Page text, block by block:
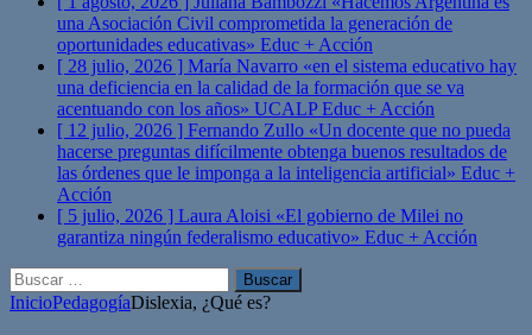
una Asociación Civil comprometida la generación de
oportunidades educativas» Educ + Acción
[ 28 julio, 2026 ] María Navarro «en el sistema educativo hay
una deficiencia en la calidad de la formación que se va
acentuando con los años» UCALPEduc + Acción
[ 12 julio, 2026 ] Fernando Zullo «Un docente que no pueda
hacerse preguntas difícilmente obtenga buenos resultados de
las órdenes que le imponga a la inteligencia artificial» Educ +
Acción
[ 5 julio, 2026 ] Laura Aloisi «El gobierno de Milei no
garantiza ningún federalismo educativo» Educ + Acción
Buscar:
InicioPedagogíaDislexia, ¿Qué es?